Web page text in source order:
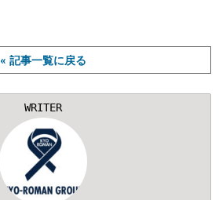
« 記事一覧に戻る
WRITER